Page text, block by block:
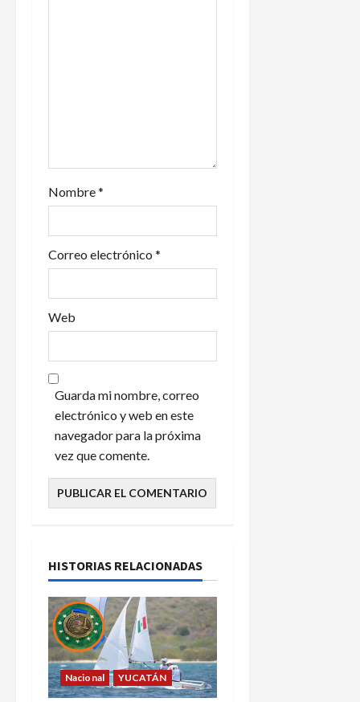
a
Nombre*
Correo electrónico *
Web
Guarda mi nombre, correo
electrónico y web en este
navegador para la próxima
vez que comente.
HISTORIAS RELACIONADAS
Nacional YUCATÁN